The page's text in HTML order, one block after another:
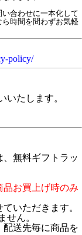
合わせに一本化して
時間を問わずお気軽
policy/
いたします。
無料ギフトラッ
お買上げ時のみ
いただきます。
せん。
送先毎に商品を